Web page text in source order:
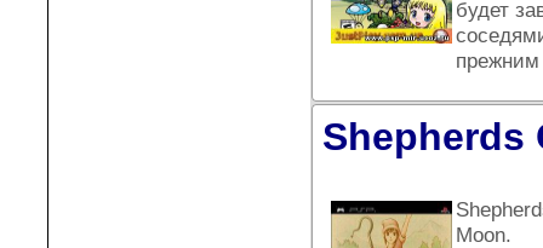
будет
прежним
Shepherds
Moon.